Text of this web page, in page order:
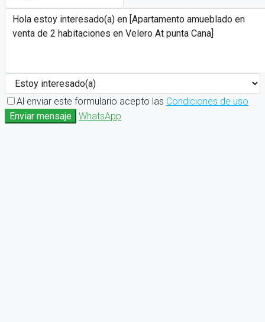
Al enviar este formulario acepto las Condiciones de uso
Enviar mensaje
WhatsApp